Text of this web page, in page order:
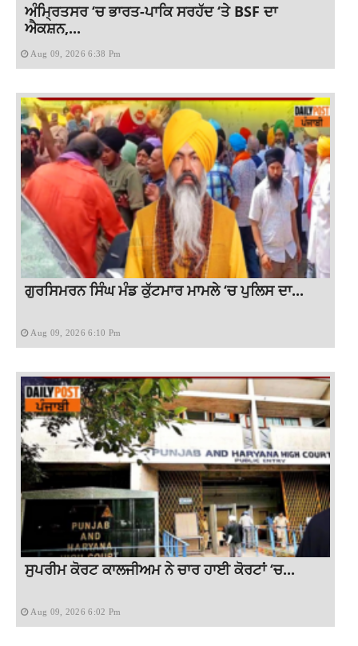
ਅੰਮ੍ਰਿਤਸਰ ‘ਚ ਭਾਰਤ-ਪਾਕਿ ਸਰਹੱਦ ‘ਤੇ BSF ਦਾ
ਐਕਸ਼ਨ,...
Aug 09, 2026 6:38 Pm
ਗੁਰਸਿਮਰਨ ਸਿੰਘ ਮੰਡ ਕੁੱਟਮਾਰ ਮਾਮਲੇ ‘ਚ ਪੁਲਿਸ ਦਾ...
Aug 09, 2026 6:10 Pm
ਸੁਪਰੀਮ ਕੋਰਟ ਕਾਲਜੀਅਮ ਨੇ ਚਾਰ ਹਾਈ ਕੋਰਟਾਂ ‘ਚ...
Aug 09, 2026 6:02 Pm